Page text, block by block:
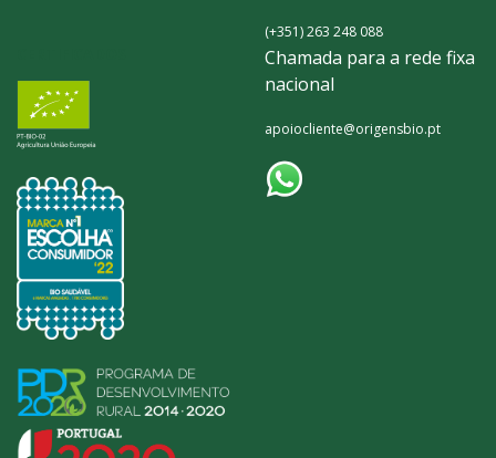
(+351) 263 248 088
Chamada para a rede fixa
nacional
apoiocliente@origensbio.pt